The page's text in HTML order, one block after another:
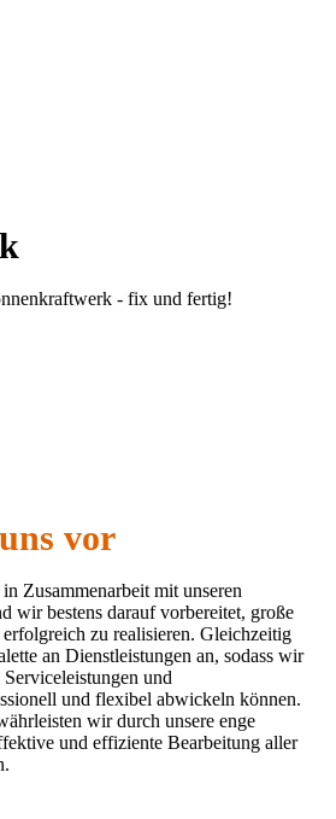
- fix und fertig!
vor
Zusammenarbeit mit unseren
wir bestens darauf vorbereitet, große
zu realisieren. Gleichzeitig
an Dienstleistungen an, sodass wir
und
und flexibel abwickeln können.
wir durch unsere enge
und effiziente Bearbeitung aller